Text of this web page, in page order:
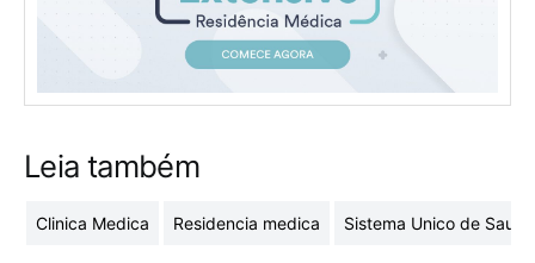
Leia também
Clinica Medica Residencia medica Sistema Unico de